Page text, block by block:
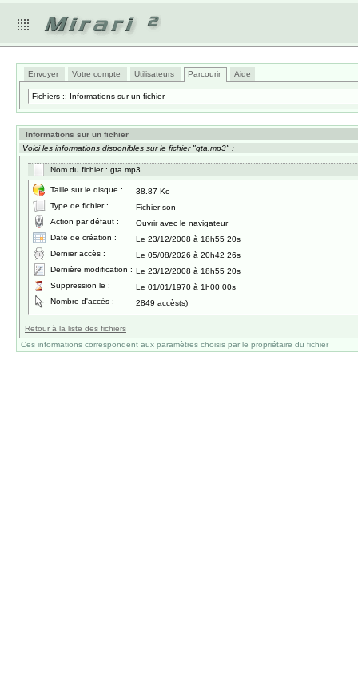
Envoyer Votre compte Utilisateurs Parcourir Aide
Fichiers :: Informations sur un fichier
Informations sur un fichier
Voici les informations disponibles sur le fichier "gta.mp3" :
Nom du fichier : gta.mp3
Taille sur le disque :
38.87 Ko
Type de fichier :
Fichier son
Action par défaut :
Ouvrir avec le navigateur
Date de création :
Le 23/12/2008 à 18h55 20s
Dernier accès :
Le 05/08/2026 à 20h42 26s
Dernière modification : Le 23/12/2008 à 18h55 20s
Suppression le :
Le 01/01/1970 à 1h00 00s
Nombre d'accès :
2849 accès(s)
Retour à la liste des fichiers
Ces informations correspondent aux paramètres choisis par le propriétaire du fichier